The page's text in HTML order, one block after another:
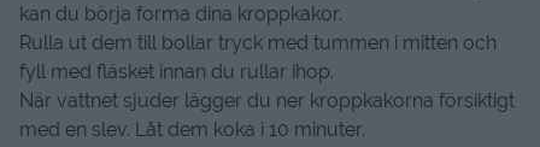
kan du börja forma dina kroppkakor.
Rulla ut dem till bollar tryck med tummen i mitten och
fyll med fläsket innan du rullar ihop.
När vattnet sjuder lägger du ner kroppkakorna försiktigt
med en slev. Låt dem koka i 10 minuter.